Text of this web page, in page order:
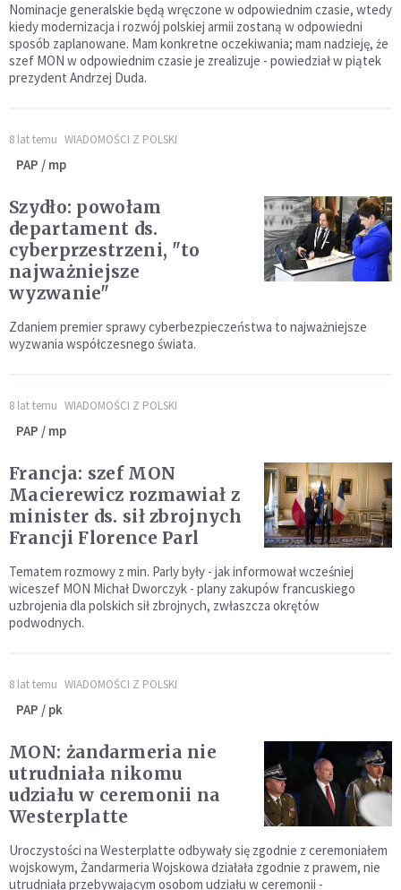
Nominacje generalskie będą wręczone w odpowiednim czasie, wtedy
kiedy modernizacja i rozwój polskiej armii zostaną w odpowiedni
sposób zaplanowane. Mam konkretne oczekiwania; mam nadzieję, że
szef MON w odpowiednim czasie je zrealizuje - powiedział w piątek
prezydent Andrzej Duda.
8 lat temu WIADOMOŚCI Z POLSKI
PAP / mp
Szydło: powołam
departament ds.
cyberprzestrzeni, "to
najważniejsze
wyzwanie"
Zdaniem premier sprawy cyberbezpieczeństwa to najważniejsze
wyzwania współczesnego świata.
8 lat temu WIADOMOŚCI Z POLSKI
PAP / mp
Francja: szef MON
Macierewicz rozmawiał z
minister ds. sił zbrojnych
Francji Florence Parl
Tematem rozmowy z min. Parly były - jak informował wcześniej
wiceszef MON Michał Dworczyk - plany zakupów francuskiego
uzbrojenia dla polskich sił zbrojnych, zwłaszcza okrętów
podwodnych.
8 lat temu WIADOMOŚCI Z POLSKI
PAP / pk
MON: żandarmeria nie
utrudniała nikomu
udziału w ceremonii na
Westerplatte
Uroczystości na Westerplatte odbywały się zgodnie z ceremoniałem
wojskowym, Żandarmeria Wojskowa działała zgodnie z prawem, nie
utrudniała przebywającym osobom udziału w ceremonii -